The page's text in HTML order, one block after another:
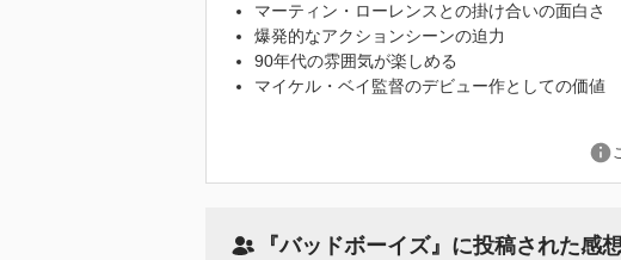
マーティン・ローレンスとの掛け合いの面白さ
爆発的なアクションシーンの迫力
90年代の雰囲気が楽しめる
マイケル・ベイ監督のデビュー作としての価値
『バッドボーイズ』に投稿された感